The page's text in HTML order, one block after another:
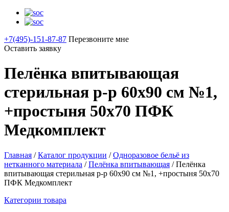
+7(495)-151-87-87 Перезвоните мне
Оставить заявку
Пелёнка впитывающая
стерильная р-р 60х90 см №1,
+простыня 50х70 ПФК
Медкомплект
Главная /Каталог продукции /Одноразовое бельё из
нетканного материала /Пелёнка впитывающая /Пелёнка
впитывающая стерильная р-р 60х90 см №1, +простыня 50х70
ПФК Медкомплект
Категории товара